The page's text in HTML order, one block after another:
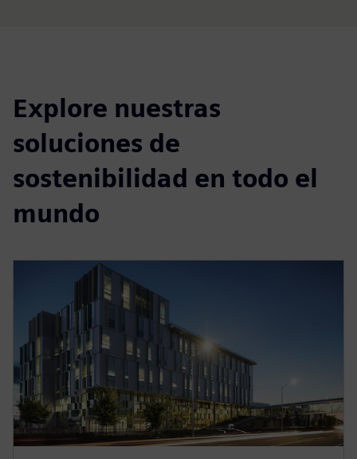
Explore nuestras
soluciones de
sostenibilidad en todo el
mundo